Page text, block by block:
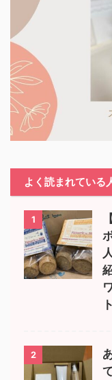
よく読まれている
1
2